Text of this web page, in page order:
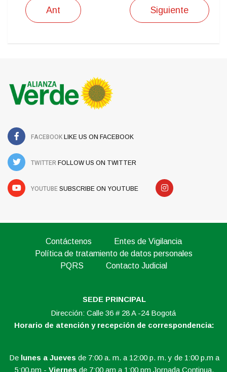
Ant Siguiente
FACEBOOK LIKE US ON FACEBOOK
TWITTER FOLLOW US ON TWITTER
YOUTUBE SUBSCRIBE ON YOUTUBE
Contáctenos
Entes de Vigilancia
Política de tratamiento de datos personales
PQRS
Contacto Judicial
SEDE PRINCIPAL
Dirección: Calle 36 # 28 A -24 Bogotá
Horario de atención y recepción de correspondencia:
De lunes a Jueves de 7:00 a. m. a 12:00 p. m. y de 1:00 p.m a
5:00.pm - Viernes de 7:00 am a 1:00 pm Jornada Continua.